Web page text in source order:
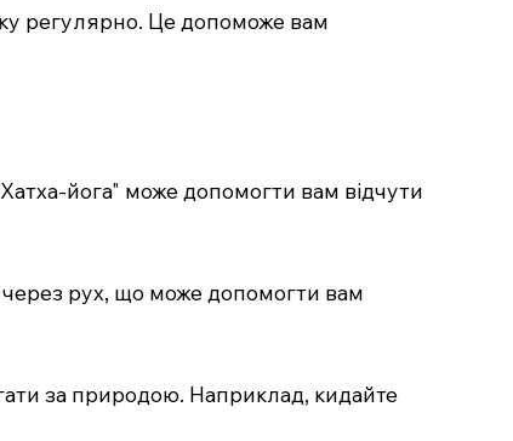
регулярно. Це допоможе вам
йога" може допомогти вам відчути
через рух, що може допомогти вам
за природою. Наприклад, кидайте